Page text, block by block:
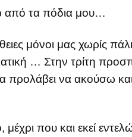
από τα πόδια μου…
μόνοι μας χωρίς
… Στην τρίτη
προλάβει να ακούσω
που και εκεί